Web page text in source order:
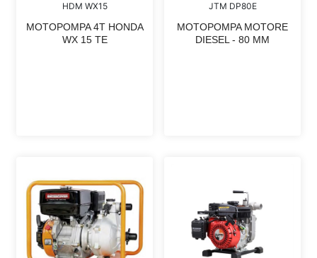
HDM WX15
MOTOPOMPA 4T HONDA
WX 15 TE
JTM DP80E
MOTOPOMPA MOTORE
DIESEL - 80 MM